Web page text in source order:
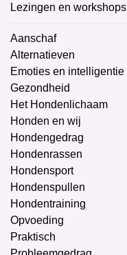
Lezingen en workshops
Aanschaf
Alternatieven
Emoties en intelligentie
Gezondheid
Het Hondenlichaam
Honden en wij
Hondengedrag
Hondenrassen
Hondensport
Hondenspullen
Hondentraining
Opvoeding
Praktisch